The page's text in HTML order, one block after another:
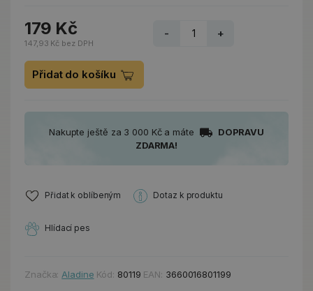
179 Kč
147,93 Kč bez DPH
- +
Přidat do košíku
Nakupte ještě za 3 000 Kč a máte
DOPRAVU
ZDARMA!
Přidat k oblíbeným Dotaz k produktu
Hlídací pes
Značka: Aladine Kód: 80119 EAN: 3660016801199